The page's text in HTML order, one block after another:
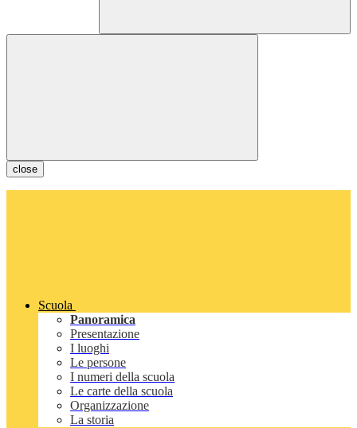
close
Scuola
Panoramica
Presentazione
I luoghi
Le persone
I numeri della scuola
Le carte della scuola
Organizzazione
La storia